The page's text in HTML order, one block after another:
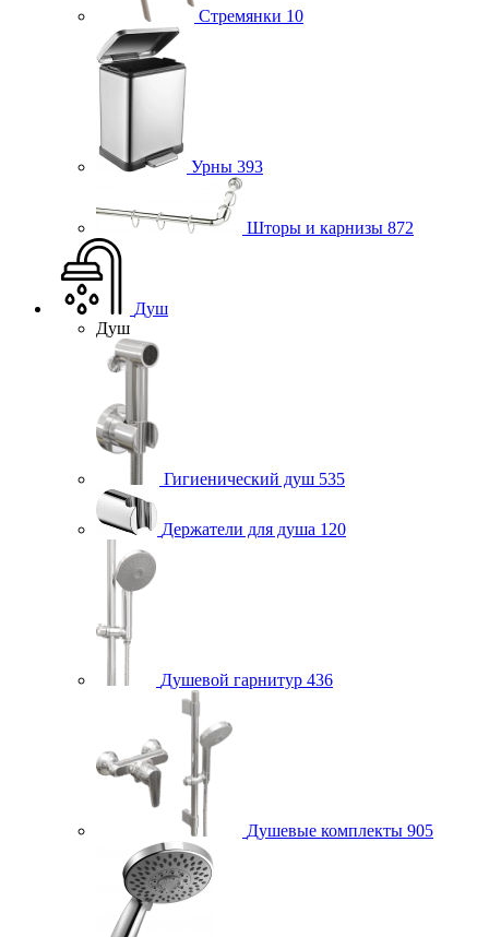
Стремянки 10
Урны 393
Шторы и карнизы 872
Душ
Душ
Гигиенический душ 535
Держатели для душа 120
Душевой гарнитур 436
Душевые комплекты 905